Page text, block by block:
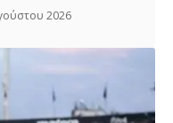
2026